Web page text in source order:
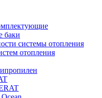
баки
системы отопления
отопления